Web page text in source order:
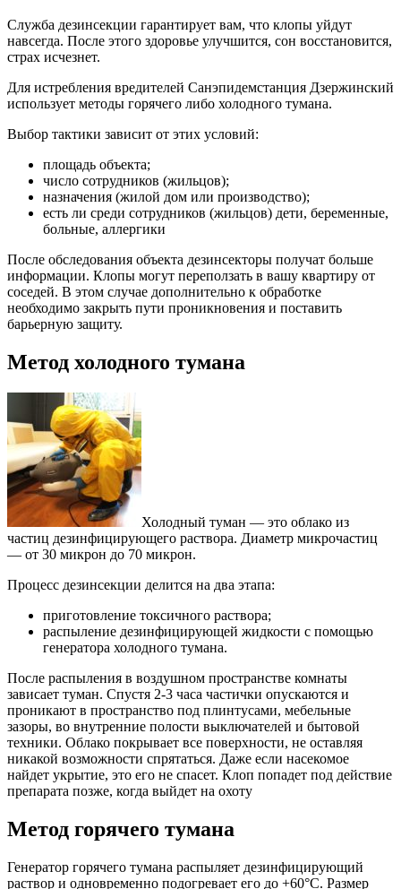
Служба дезинсекции гарантирует вам, что клопы уйдут
навсегда. После этого здоровье улучшится, сон восстановится,
страх исчезнет.
Для истребления вредителей Санэпидемстанция Дзержинский
использует методы горячего либо холодного тумана.
Выбор тактики зависит от этих условий:
площадь объекта;
число сотрудников (жильцов);
назначения (жилой дом или производство);
есть ли среди сотрудников (жильцов) дети, беременные,
больные, аллергики
После обследования объекта дезинсекторы получат больше
информации. Клопы могут переползать в вашу квартиру от
соседей. В этом случае дополнительно к обработке
необходимо закрыть пути проникновения и поставить
барьерную защиту.
Метод холодного тумана
Холодный туман — это облако из
частиц дезинфицирующего раствора. Диаметр микрочастиц
— от 30 микрон до 70 микрон.
Процесс дезинсекции делится на два этапа:
приготовление токсичного раствора;
распыление дезинфицирующей жидкости с помощью
генератора холодного тумана.
После распыления в воздушном пространстве комнаты
зависает туман. Спустя 2-3 часа частички опускаются и
проникают в пространство под плинтусами, мебельные
зазоры, во внутренние полости выключателей и бытовой
техники. Облако покрывает все поверхности, не оставляя
никакой возможности спрятаться. Даже если насекомое
найдет укрытие, это его не спасет. Клоп попадет под действие
препарата позже, когда выйдет на охоту
Метод горячего тумана
Генератор горячего тумана распыляет дезинфицирующий
раствор и одновременно подогревает его до +60°С. Размер